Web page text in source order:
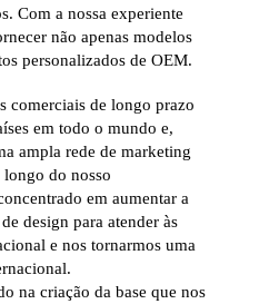
Com a nossa experiente
não apenas modelos
personalizados de OEM.
comerciais de longo prazo
em todo o mundo e,
ampla rede de marketing
do nosso
em aumentar a
design para atender às
e nos tornarmos uma
na criação da base que nos